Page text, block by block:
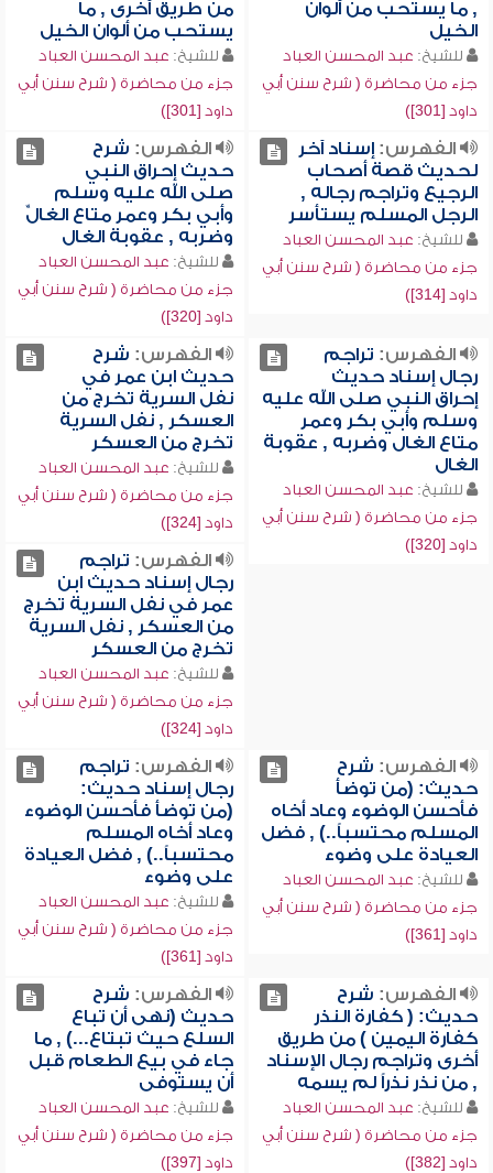
, ما يستحب من ألوان
الخيل
للشيخ: عبد المحسن العباد
جزء من محاضرة ( شرح سنن أبي
داود [301])
من طريق أخرى , ما
يستحب من ألوان الخيل
للشيخ: عبد المحسن العباد
جزء من محاضرة ( شرح سنن أبي
داود [301])
الفهرس:إسناد آخر
لحديث قصة أصحاب
الرجيع وتراجم رجاله ,
الرجل المسلم يستأسر
للشيخ: عبد المحسن العباد
جزء من محاضرة ( شرح سنن أبي
داود [314])
الفهرس: شرح
حديث إحراق النبي
صلى الله عليه وسلم
وأبي بكر وعمر متاع الغالِّ
وضربه , عقوبة الغال
للشيخ: عبد المحسن العباد
جزء من محاضرة ( شرح سنن أبي
داود [320])
الفهرس: تراجم
رجال إسناد حديث
إحراق النبي صلى الله عليه
وسلم وأبي بكر وعمر
متاع الغال وضربه , عقوبة
الغال
للشيخ: عبد المحسن العباد
جزء من محاضرة ( شرح سنن أبي
داود [320])
الفهرس: شرح
حديث ابن عمر في
نفل السرية تخرج من
العسكر , نفل السرية
تخرج من العسكر
للشيخ: عبد المحسن العباد
جزء من محاضرة ( شرح سنن أبي
داود [324])
الفهرس: تراجم
رجال إسناد حديث ابن
عمر في نفل السرية تخرج
من العسكر , نفل السرية
تخرج من العسكر
للشيخ: عبد المحسن العباد
جزء من محاضرة ( شرح سنن أبي
داود [324])
الفهرس: شرح
حديث: (من توضأ
فأحسن الوضوء وعاد أخاه
المسلم محتسباً..) , فضل
العيادة على وضوء
للشيخ: عبد المحسن العباد
جزء من محاضرة ( شرح سنن أبي
داود [361])
الفهرس: تراجم
رجال إسناد حديث:
(من توضأ فأحسن الوضوء
وعاد أخاه المسلم
محتسباً..) , فضل العيادة
على وضوء
للشيخ: عبد المحسن العباد
جزء من محاضرة ( شرح سنن أبي
داود [361])
الفهرس: شرح
حديث: ( كفارة النذر
كفارة اليمين ) من طريق
أخرى وتراجم رجال الإسناد
, من نذر نذراً لم يسمه
للشيخ: عبد المحسن العباد
جزء من محاضرة ( شرح سنن أبي
داود [382])
الفهرس: شرح
حديث (نهى أن تباع
السلع حيث تبتاع...) , ما
جاء في بيع الطعام قبل
أن يستوفى
للشيخ: عبد المحسن العباد
جزء من محاضرة ( شرح سنن أبي
داود [397])